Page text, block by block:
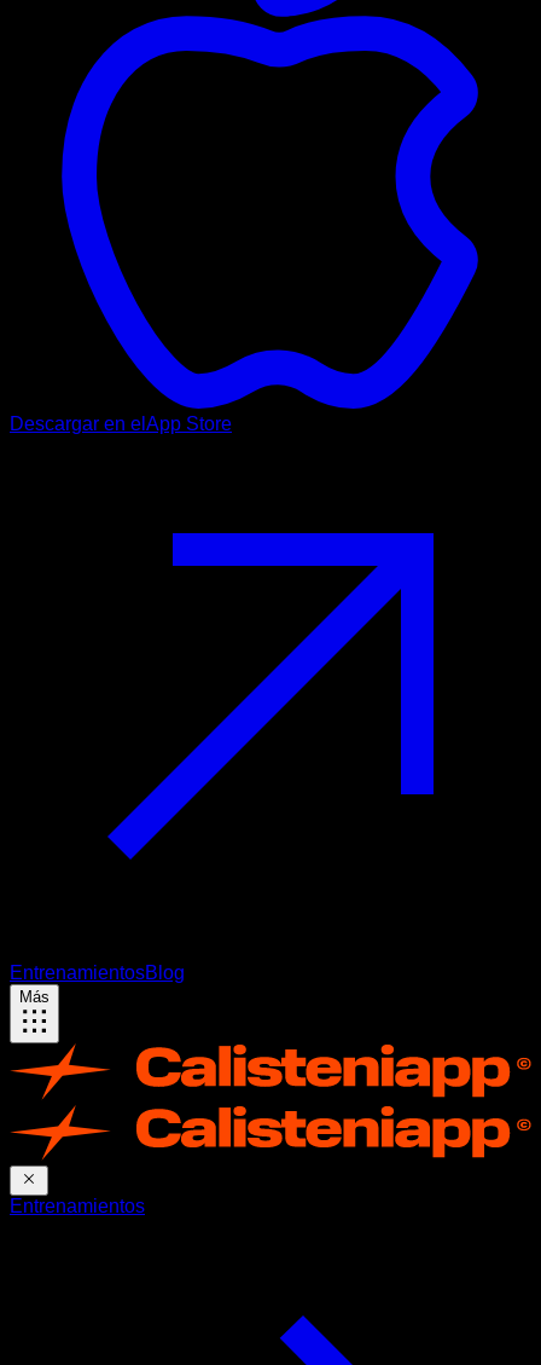
Descargar en el App Store
EntrenamientosBlog
Más
Entrenamientos